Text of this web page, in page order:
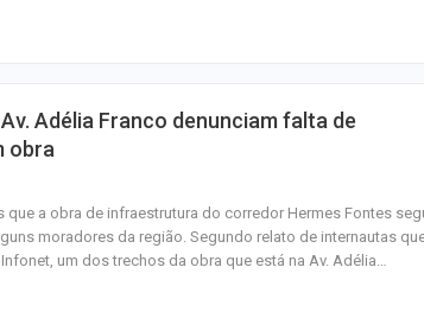
Adélia Franco denunciam falta de
obra
que a obra de infraestrutura do corredor Hermes Fontes
moradores da região. Segundo relato de internautas
um dos trechos da obra que está na Av. Adélia…